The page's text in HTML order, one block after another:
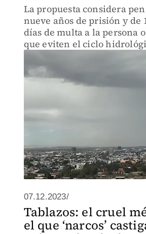
La propuesta considera
nueve años de prisión y de
días de multa a la persona
que eviten el ciclo
07.12.2023/
Tablazos: el cruel
el que ‘narcos’